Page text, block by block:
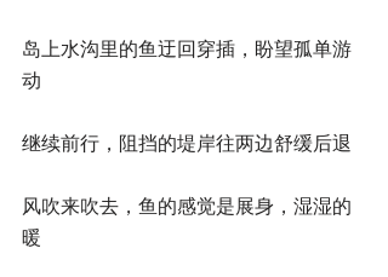
岛上水沟里的鱼迂回穿插，盼望孤单游
动
继续前行，阻挡的堤岸往两边舒缓后退
风吹来吹去，鱼的感觉是展身，湿湿的
暖